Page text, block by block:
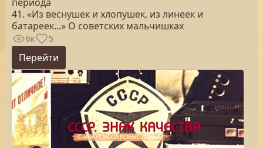
41. «Из веснушек и хлопушек, из линеек и
батареек...» О советских мальчишках
6к 5
Перейти